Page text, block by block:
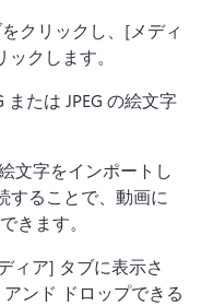
クリックし、[メディ
クします。
たは JPEG の絵文字
文字をインポートし
することで、動画に
きます。
ィア] タブに表示さ
ンド ドロップできる